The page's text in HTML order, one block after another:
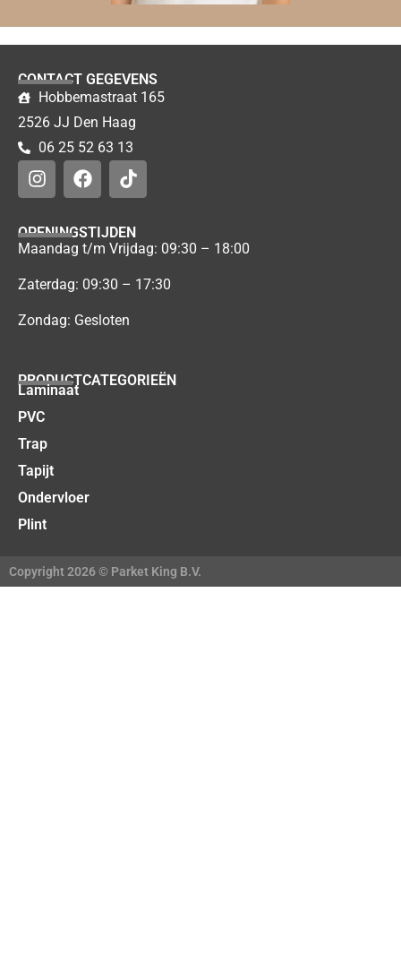
CONTACT GEGEVENS
Hobbemastraat 165
2526 JJ Den Haag
06 25 52 63 13
OPENINGSTIJDEN
Maandag t/m Vrijdag: 09:30 – 18:00
Zaterdag: 09:30 – 17:30
Zondag: Gesloten
PRODUCTCATEGORIEËN
Laminaat
PVC
Trap
Tapijt
Ondervloer
Plint
Copyright 2026 © Parket King B.V.